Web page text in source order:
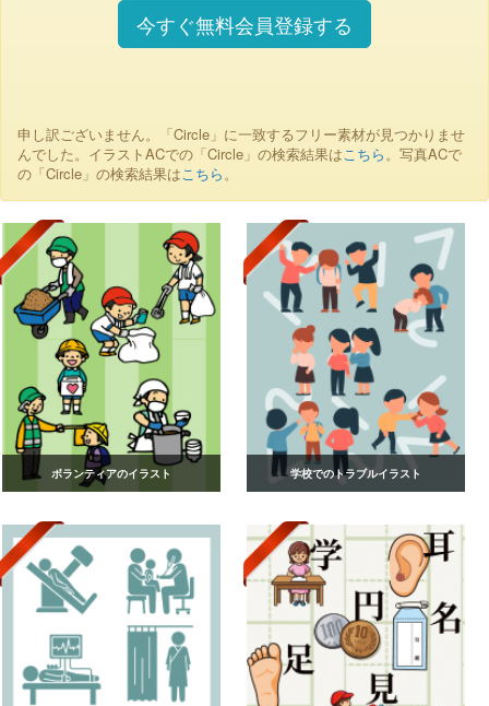
今すぐ無料会員登録する
申し訳ございません。「Circle」に一致するフリー素材が見つかりませ
んでした。イラストACでの「Circle」の検索結果はこちら。写真ACで
の「Circle」の検索結果はこちら。
ボランティアのイラスト 学校でのトラブルイラスト